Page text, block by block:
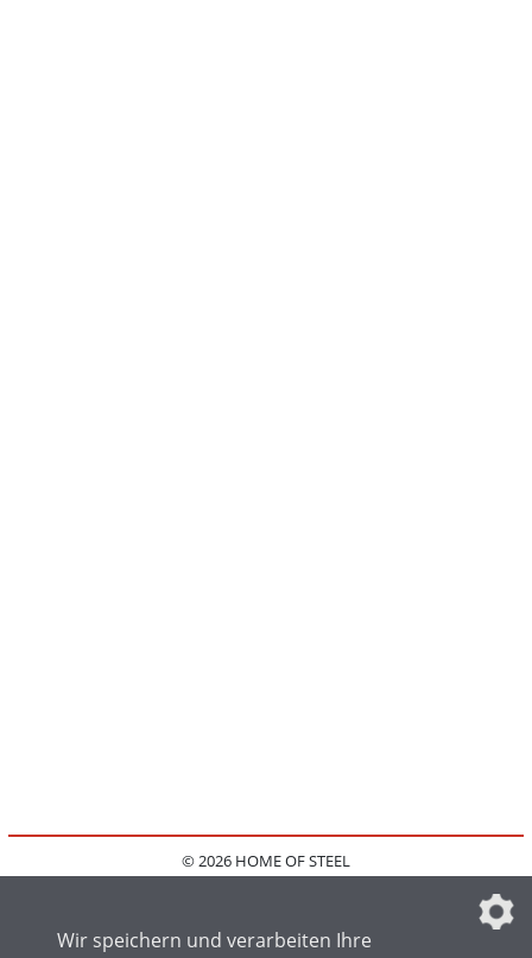
© 2026 HOME OF STEEL
IMPRESSUM
FAQ
DATENSCHUTZEINSTELLUNGEN
Wir speichern und verarbeiten Ihre